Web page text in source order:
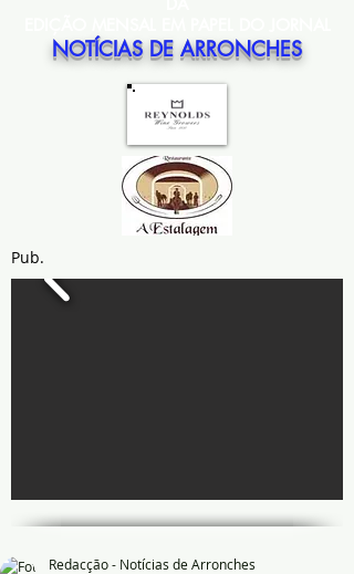
NOTÍCIAS DE ARRONCHES
Pub.
Redacção - Notícias de Arronches